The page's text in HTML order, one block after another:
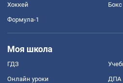
Хоккей Бокс
Формула-1
Моя школа
ГДЗ
Онлайн уроки ДПА